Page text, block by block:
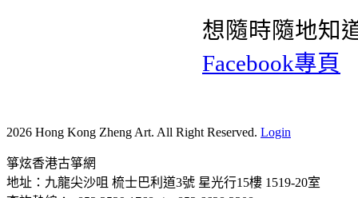
想隨時隨地知
Facebook專頁
2026 Hong Kong Zheng Art. All Right Reserved. Login
箏炫香港古箏網
地址：九龍尖沙咀 梳士巴利道3號 星光行15樓 1519-20室